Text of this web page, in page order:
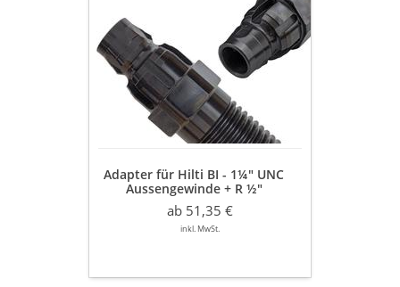
für
Hilti
BI
Aussengewinde
½"
Innengewinde
Adapter für Hilti BI - 1¼" UNC
Aussengewinde + R ½"
Innengewinde inkl. 1
Kupferring
ab 51,35 €
inkl. MwSt.